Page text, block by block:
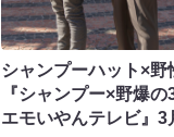
シャンプーハット×
『シャンプー×野爆
エモいやんテレビ』